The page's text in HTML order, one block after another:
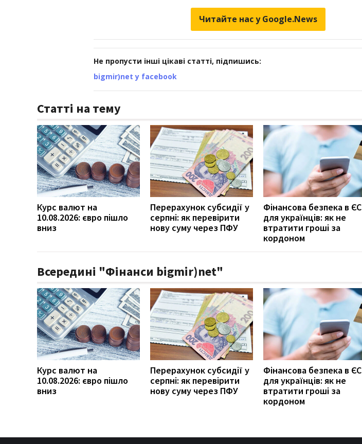
Читайте нас у Google.News
Не пропусти інші цікаві статті, підпишись:
bigmir)net у facebook
Статті на тему
Курс валют на
10.08.2026: євро пішло
вниз
Перерахунок субсидії у
серпні: як перевірити
нову суму через ПФУ
Фінансова безпека в ЄС
для українців: як не
втратити гроші за
кордоном
Всередині "Фінанси bigmir)net"
Курс валют на
10.08.2026: євро пішло
вниз
Перерахунок субсидії у
серпні: як перевірити
нову суму через ПФУ
Фінансова безпека в ЄС
для українців: як не
втратити гроші за
кордоном